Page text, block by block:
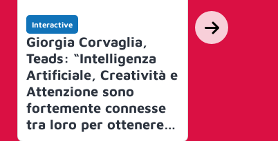
Interactive
Giorgia Corvaglia,
Teads: “Intelligenza
Artificiale, Creatività e
Attenzione sono
fortemente connesse
tra loro per ottenere
Interactive
FCP